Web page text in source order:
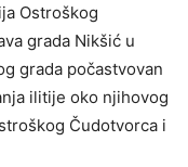
Ostroškog
grada Nikšić u
grada počastvovan
ilitije oko njihovog
Čudotvorca i